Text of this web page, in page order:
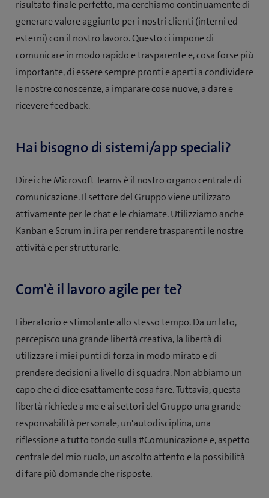
risultato finale perfetto, ma cerchiamo continuamente di
generare valore aggiunto per i nostri clienti (interni ed
esterni) con il nostro lavoro. Questo ci impone di
comunicare in modo rapido e trasparente e, cosa forse più
importante, di essere sempre pronti e aperti a condividere
le nostre conoscenze, a imparare cose nuove, a dare e
ricevere feedback.
Hai bisogno di sistemi/app speciali?
Direi che Microsoft Teams è il nostro organo centrale di
comunicazione. Il settore del Gruppo viene utilizzato
attivamente per le chat e le chiamate. Utilizziamo anche
Kanban e Scrum in Jira per rendere trasparenti le nostre
attività e per strutturarle.
Com'è il lavoro agile per te?
Liberatorio e stimolante allo stesso tempo. Da un lato,
percepisco una grande libertà creativa, la libertà di
utilizzare i miei punti di forza in modo mirato e di
prendere decisioni a livello di squadra. Non abbiamo un
capo che ci dice esattamente cosa fare. Tuttavia, questa
libertà richiede a me e ai settori del Gruppo una grande
responsabilità personale, un'autodisciplina, una
riflessione a tutto tondo sulla #Comunicazione e, aspetto
centrale del mio ruolo, un ascolto attento e la possibilità
di fare più domande che risposte.